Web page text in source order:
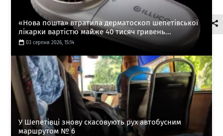
«Нова пошта» втратила дерматоскоп шепетівської
лікарки вартістю майже 40 тисяч гривень...
03 серпня 2026, 15:14
У Шепетівці знову скасовують рух автобусним
маршрутом № 6